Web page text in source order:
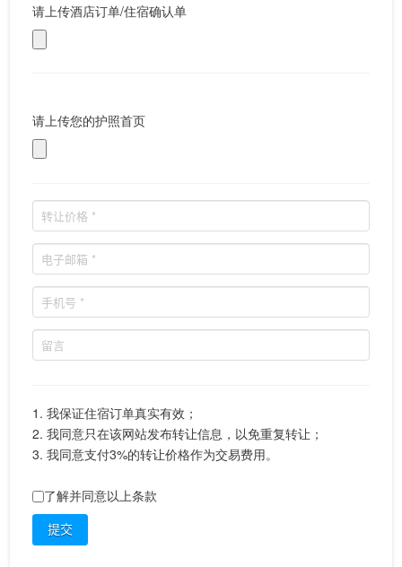
请上传酒店订单/住宿确认单
请上传您的护照首页
1. 我保证住宿订单真实有效；
2. 我同意只在该网站发布转让信息，以免重复转让；
3. 我同意支付3%的转让价格作为交易费用。
了解并同意以上条款